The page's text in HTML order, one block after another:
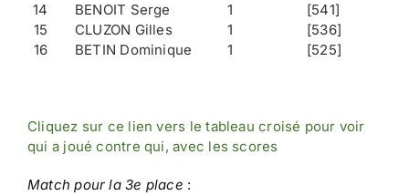
14
BENOIT Serge 1
[541]
15
CLUZON Gilles 1
[536]
16
BETIN Dominique 1 [525]
Cliquez sur ce lien vers le tableau croisé pour voir
qui a joué contre qui, avec les scores
Match pour la 3e place :